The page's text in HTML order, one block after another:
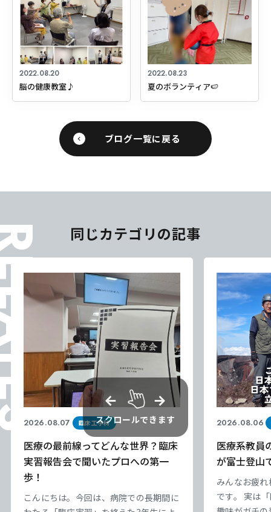
2022.08.20
脳の健康教室♪
2022.08.23
夏のボランティア🍉
ブログ一覧に戻る
同じカテゴリの記事
2026.08.07 臨床工学科
医療の最前線ってどんな世界？臨床
実習報告会で聞いたプロへの第一
歩！
こんにちは。今回は、病院での長期間に
2026.08.06
医療系教員
が富士登山
みんなお疲
です。 実は
スクロールできます
東海医療科学
専門学校
東海医療科学
専門学校
東海医療科学
専門学校
東海医療科学
専門学校